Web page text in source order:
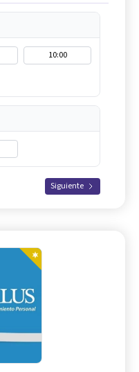
10:00
Siguiente